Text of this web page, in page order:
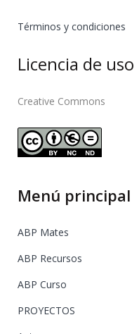
Términos y condiciones
Licencia de uso
Creative Commons
Menú principal
ABP Mates
ABP Recursos
ABP Curso
PROYECTOS